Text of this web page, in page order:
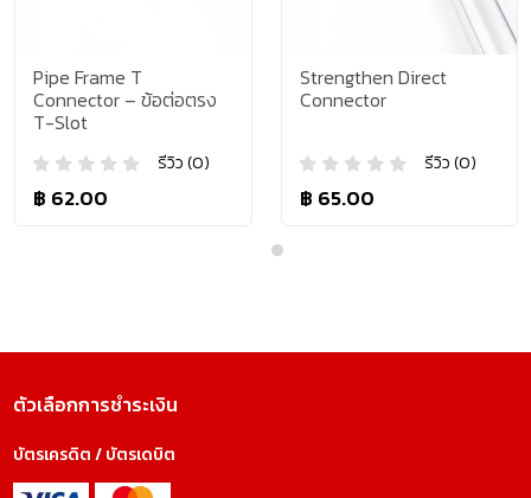
– ข้อต่อตรง
รีวิว (0)
Strengthen Direct
Connector
รีวิว (0)
ตัวเลือกการชำระเงิน
บัตรเครดิต / บัตรเดบิต